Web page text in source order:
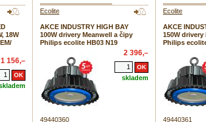
18W
1 156,–
Ecolite
AKCE INDUSTRY HIGH BAY
100W drivery Meanwell a čipy
Philips ecolite HB03 N19
2 396,–
skladem
49440360
Ecolite
AKCE
150W drivery
Philips
49440361